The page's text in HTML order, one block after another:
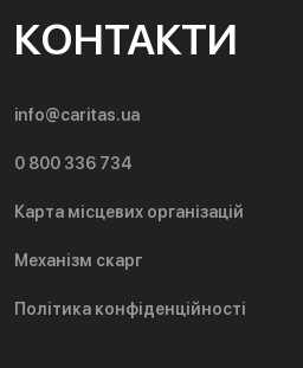
КОНТАКТИ
info@caritas.ua
0 800 336 734
Карта місцевих організацій
Механізм скарг
Політика конфіденційності